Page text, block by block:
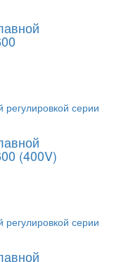
(400V)